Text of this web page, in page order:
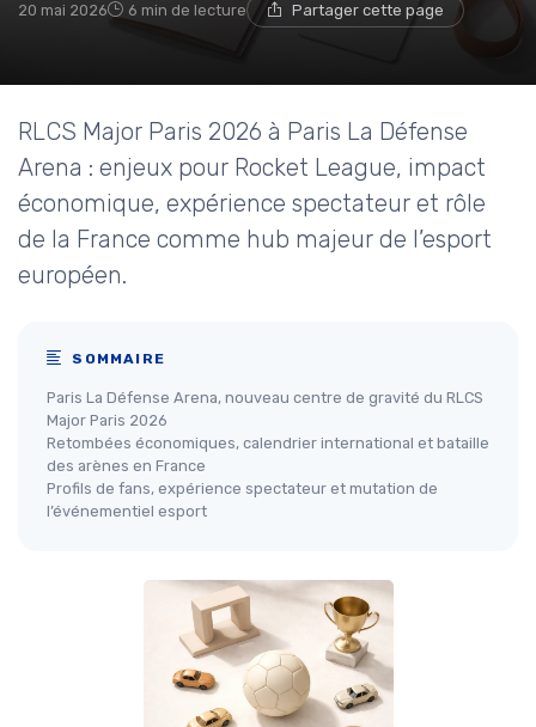
20 mai 2026 6 min de lecture Partager cette page
RLCS Major Paris 2026 à Paris La Défense
Arena : enjeux pour Rocket League, impact
économique, expérience spectateur et rôle
de la France comme hub majeur de l’esport
européen.
SOMMAIRE
Paris La Défense Arena, nouveau centre de gravité du RLCS
Major Paris 2026
Retombées économiques, calendrier international et bataille
des arènes en France
Profils de fans, expérience spectateur et mutation de
l’événementiel esport